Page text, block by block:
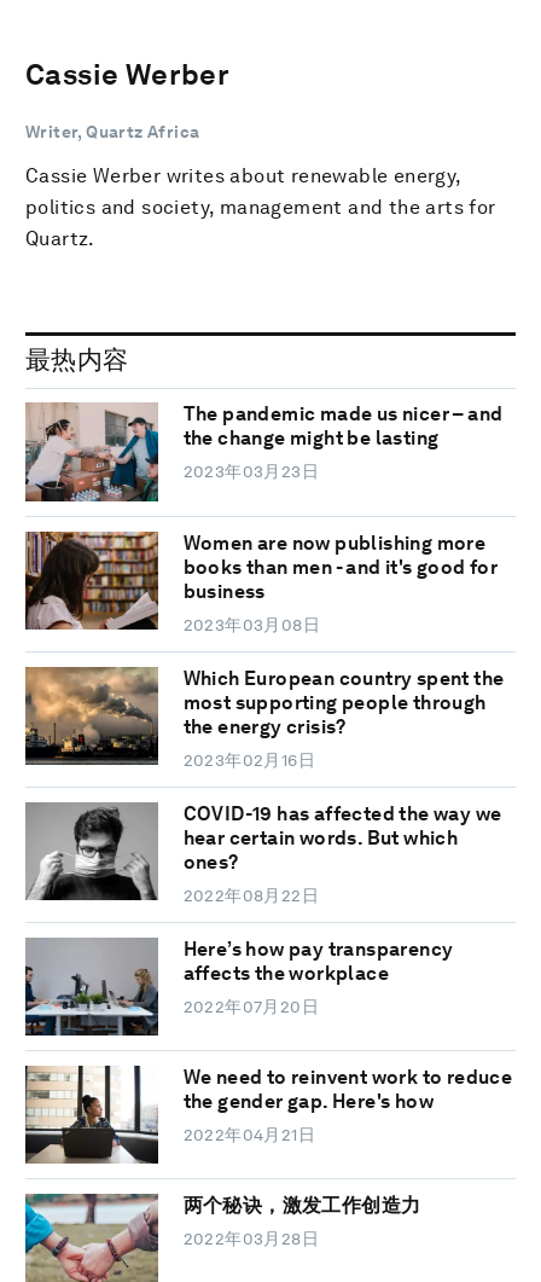
Cassie Werber
Writer, Quartz Africa
Cassie Werber writes about renewable energy,
politics and society, management and the arts for
Quartz.
最热内容
The pandemic made us nicer – and
the change might be lasting
2023年03月23日
Women are now publishing more
books than men - and it's good for
business
2023年03月08日
Which European country spent the
most supporting people through
the energy crisis?
2023年02月16日
COVID-19 has affected the way we
hear certain words. But which
ones?
2022年08月22日
Here’s how pay transparency
affects the workplace
2022年07月20日
We need to reinvent work to reduce
the gender gap. Here's how
2022年04月21日
两个秘诀，激发工作创造力
2022年03月28日